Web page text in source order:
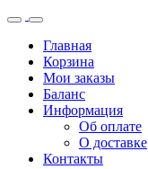
Главная
Корзина
Мои заказы
Баланс
Информация
Об оплате
О доставке
Контакты